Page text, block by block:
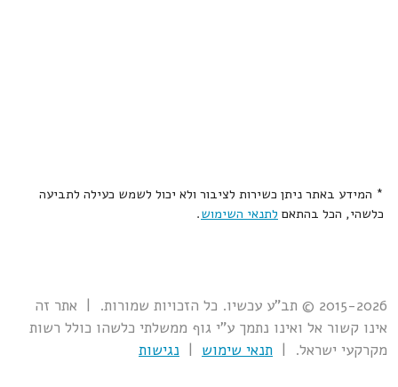
* המידע באתר ניתן כשירות לציבור ולא יכול לשמש כעילה לתביעה
כלשהי, הכל בהתאם לתנאי השימוש.
2015-2026 © תב"ע עכשיו. כל הזכויות שמורות. | אתר זה
אינו קשור אל ואינו נתמך ע"י גוף ממשלתי כלשהו כולל רשות
מקרקעי ישראל. | תנאי שימוש | נגישות